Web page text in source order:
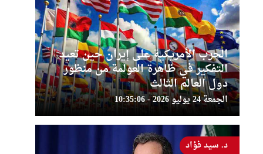
الحرب الأمريكية على إيران حين تعيد
التفكير في ظاهرة العولمة من منظور
دول العالم الثالث
الجمعة 24 يوليو 2026 - 10:35:06
د. سيد فؤاد